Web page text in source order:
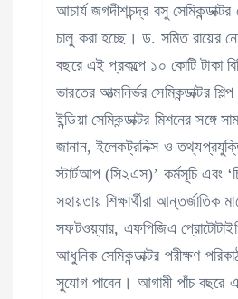
আচার্য জগদীশচন্দ্র বসু সেমিকন্ডাক্টর
চালু করা হচ্ছে। ড. সমিত রায়ের
বছরে এই প্রকল্পে ১০ কোটি টাকা
ভারতের আত্মনির্ভর সেমিকন্ডাক্টর
ইন্ডিয়া সেমিকন্ডাক্টর মিশনের সঙ্গে
জানান, ইলেকট্রনিক্স ও
স্টার্টআপ (সি২এস)’ কর্মসূচি এবং
সহায়তায় শিক্ষার্থীরা আন্তর্জাতিক
সফটওয়্যার, এফপিজিএ
আধুনিক সেমিকন্ডাক্টর পরীক্ষণ
সুযোগ পাবেন। আগামী পাঁচ বছরে